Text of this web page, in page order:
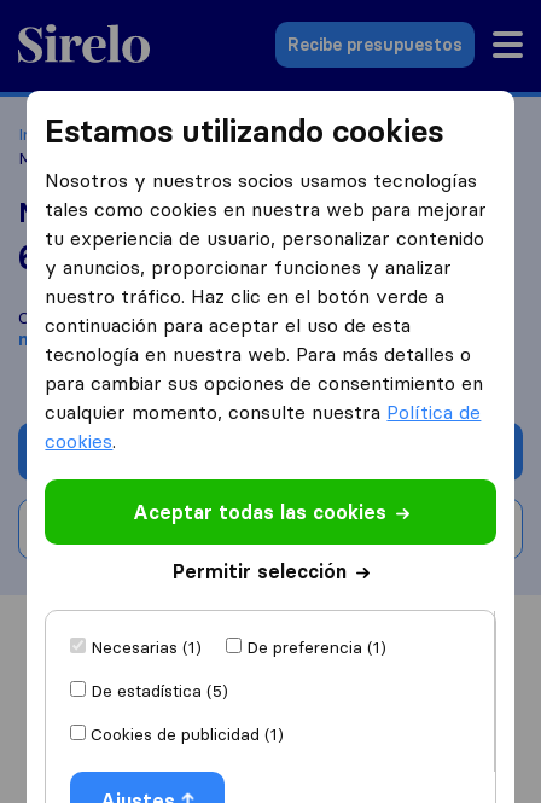
Sirelo.es
Recibe presupuestos
Inicio Empresas de mudanzas
Torrejón de Ardoz
Mudanzas Clara del Rey
Mudanzas Clara del Rey
6,4 basado en9
reseñas de Sirelo y Google
i
Compara Mudanzas Clara del Rey con otras empresas de
mudanzasdeTorrejón de Ardoz
Escribe una valoración
Información Valoraciones
Estamos utilizando cookies
Nosotros y nuestros socios usamos tecnologías
tales como cookies en nuestra web para mejorar
tu experiencia de usuario, personalizar contenido
y anuncios, proporcionar funciones y analizar
nuestro tráfico. Haz clic en el botón verde a
continuación para aceptar el uso de esta
tecnología en nuestra web. Para más detalles o
para cambiar sus opciones de consentimiento en
cualquier momento, consulte nuestra Política de
cookies.
Aceptar todas las cookies
Permitir selección
Necesarias (1)
De preferencia (1)
De estadística (5)
Cookies de publicidad (1)